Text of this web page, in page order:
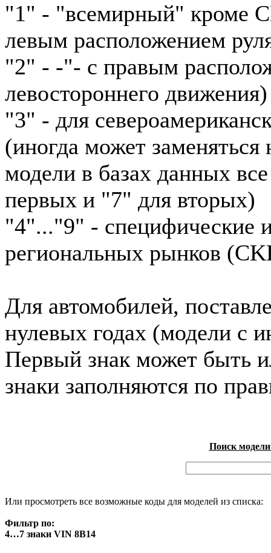
"1" - "всемирный" кроме
левым расположением
"2" - -"- с правым
левостороннего движения)
"3" - для
(иногда может
модели в базах данных
первых и "7" для вторых)
"4"..."9" - специфические
региональных рынков
Для автомобилей,
нулевых годах (модели с
Первый знак может быть
знаки заполняются по
Поиск
Или просмотреть все возможные коды для моделей из списка:
Фильтр по:
4…7 знаки VIN 8B14